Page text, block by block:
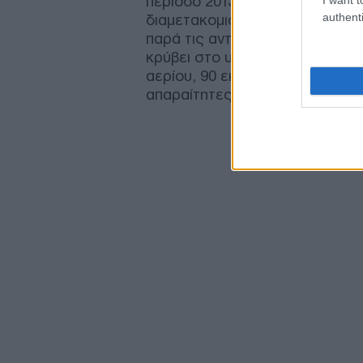
διαμετακομιστικά ταξίδια,
παρά τις αντίξοες συνθήκες
κρύβει στο υπέδαφός της το
αερίου, 90 εκατομμύρια
απαραίτητες για την πράσινη